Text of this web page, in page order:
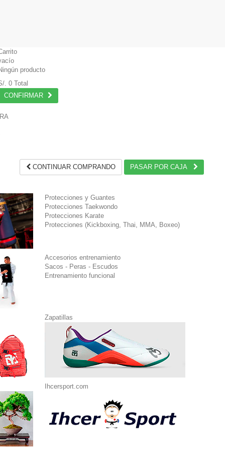
producto
. 0 Total
CONFIRMAR
CONTINUAR COMPRANDO
PASAR POR CAJA
Protecciones y Guantes
Protecciones Taekwondo
Protecciones Karate
Protecciones (Kickboxing, Thai, MMA, Boxeo)
Accesorios entrenamiento
Sacos - Peras - Escudos
Entrenamiento funcional
Zapatillas
Ihcersport.com